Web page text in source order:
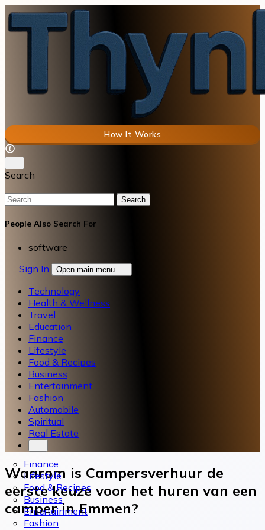
How It Works
Search
Search
People Also Search For
software
Sign In
Open main menu
Technology
Health & Wellness
Travel
Education
Finance
Lifestyle
Food & Recipes
Business
Entertainment
Fashion
Automobile
Spiritual
Real Estate
Finance
Lifestyle
Food & Recipes
Business
Entertainment
Fashion
Waarom is Campersverhuur de
eerste keuze voor het huren van een
camper in Emmen?